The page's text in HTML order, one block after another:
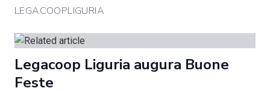
LEGACOOPLIGURIA
Legacoop Liguria augura Buone
Feste